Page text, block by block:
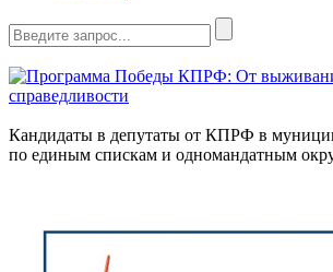
Кандидаты в депутаты от КПРФ в
по единым спискам и одномандатным